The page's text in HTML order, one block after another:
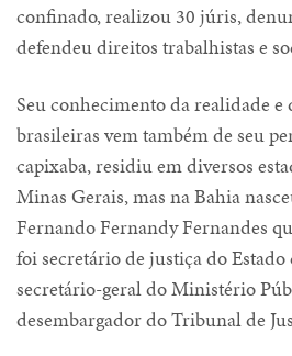
confinado, realizou 30 júris,
defendeu direitos trabalhistas e
Seu conhecimento da realidade e
brasileiras vem também de seu
capixaba, residiu em diversos
Minas Gerais, mas na Bahia
Fernando Fernandy Fernandes
foi secretário de justiça do Estado
secretário-geral do Ministério
desembargador do Tribunal de